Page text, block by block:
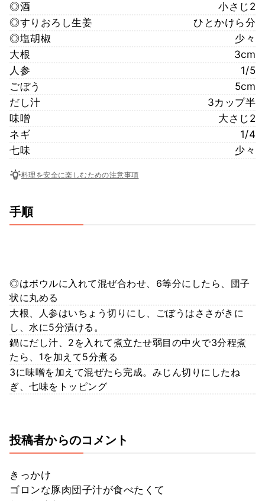
◎酒
小さじ2
◎すりおろし生姜
ひとかけら分
◎塩胡椒
少々
大根
3cm
人参
1/5
ごぼう
5cm
だし汁
3カップ半
味噌
大さじ2
ネギ
1/4
七味
少々
料理を安全に楽しむための注意事項
手順
◎はボウルに入れて混ぜ合わせ、6等分にしたら、団子
状に丸める
大根、人参はいちょう切りにし、ごぼうはささがきに
し、水に5分漬ける。
鍋にだし汁、2を入れて煮立たせ弱目の中火で3分程煮
たら、1を加えて5分煮る
3に味噌を加えて混ぜたら完成。みじん切りにしたね
ぎ、七味をトッピング
投稿者からのコメント
きっかけ
ゴロンな豚肉団子汁が食べたくて